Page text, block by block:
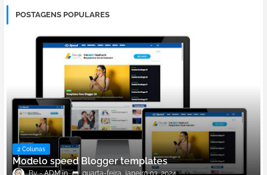
POSTAGENS POPULARES
2 Colunas
Modelo speed Blogger templates